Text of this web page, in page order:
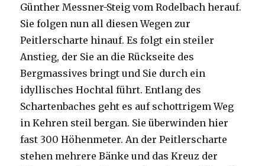
Günther Messner-Steig vom Rodelbach herauf.
Sie folgen nun all diesen Wegen zur
Peitlerscharte hinauf. Es folgt ein steiler
Anstieg, der Sie an die Rückseite des
Bergmassives bringt und Sie durch ein
idyllisches Hochtal führt. Entlang des
Schartenbaches geht es auf schottrigem Weg
in Kehren steil bergan. Sie überwinden hier
fast 300 Höhenmeter. An der Peitlerscharte
stehen mehrere Bänke und das Kreuz der